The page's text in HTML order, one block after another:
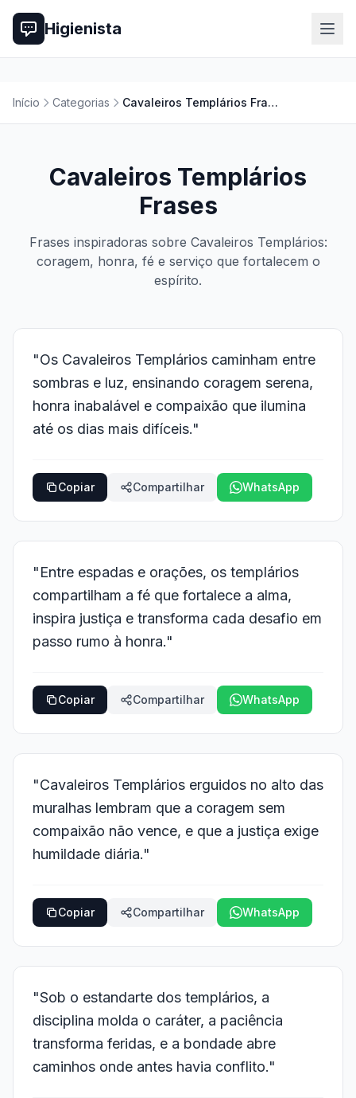
Higienista
Início Categorias Cavaleiros Templários Frases
Cavaleiros Templários
Frases
Frases inspiradoras sobre Cavaleiros Templários:
coragem, honra, fé e serviço que fortalecem o
espírito.
"Os Cavaleiros Templários caminham entre
sombras e luz, ensinando coragem serena,
honra inabalável e compaixão que ilumina
até os dias mais difíceis."
Copiar Compartilhar WhatsApp
"Entre espadas e orações, os templários
compartilham a fé que fortalece a alma,
inspira justiça e transforma cada desafio em
passo rumo à honra."
Copiar Compartilhar WhatsApp
"Cavaleiros Templários erguidos no alto das
muralhas lembram que a coragem sem
compaixão não vence, e que a justiça exige
humildade diária."
Copiar Compartilhar WhatsApp
"Sob o estandarte dos templários, a
disciplina molda o caráter, a paciência
transforma feridas, e a bondade abre
caminhos onde antes havia conflito."